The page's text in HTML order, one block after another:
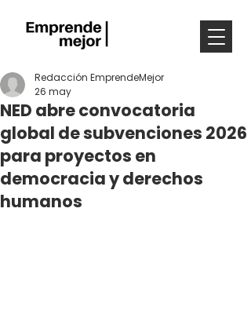
NED abre convocatoria
global de subvenciones 2026
para proyectos en
democracia y derechos
humanos
Redacción EmprendeMejor
26 may